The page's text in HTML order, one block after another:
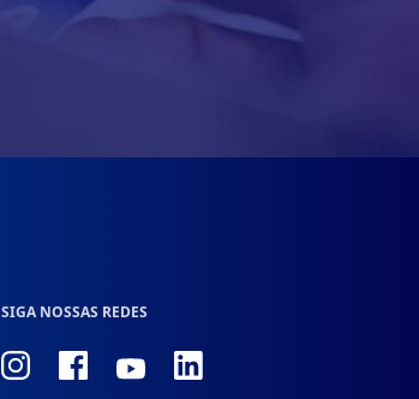
SIGA NOSSAS REDES
ConheçaConheçaConheçaConheça